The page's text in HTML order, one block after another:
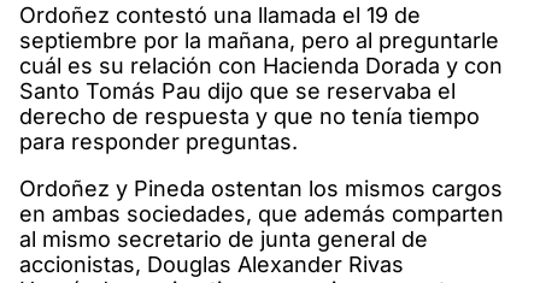
Ordoñez contestó una llamada el 19 de
septiembre por la mañana, pero al preguntarle
cuál es su relación con Hacienda Dorada y con
Santo Tomás Pau dijo que se reservaba el
derecho de respuesta y que no tenía tiempo
para responder preguntas.
Ordoñez y Pineda ostentan los mismos cargos
en ambas sociedades, que además comparten
al mismo secretario de junta general de
accionistas, Douglas Alexander Rivas